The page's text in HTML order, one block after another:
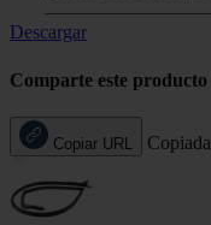
Descargar
Comparte este producto
Copiar URL Copiada